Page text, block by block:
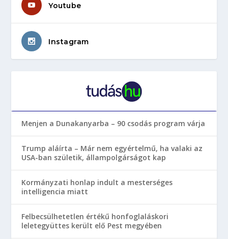
Youtube
Instagram
Menjen a Dunakanyarba – 90 csodás program várja
Trump aláírta – Már nem egyértelmű, ha valaki az
USA-ban születik, állampolgárságot kap
Kormányzati honlap indult a mesterséges
intelligencia miatt
Felbecsülhetetlen értékű honfoglaláskori
leletegyüttes került elő Pest megyében